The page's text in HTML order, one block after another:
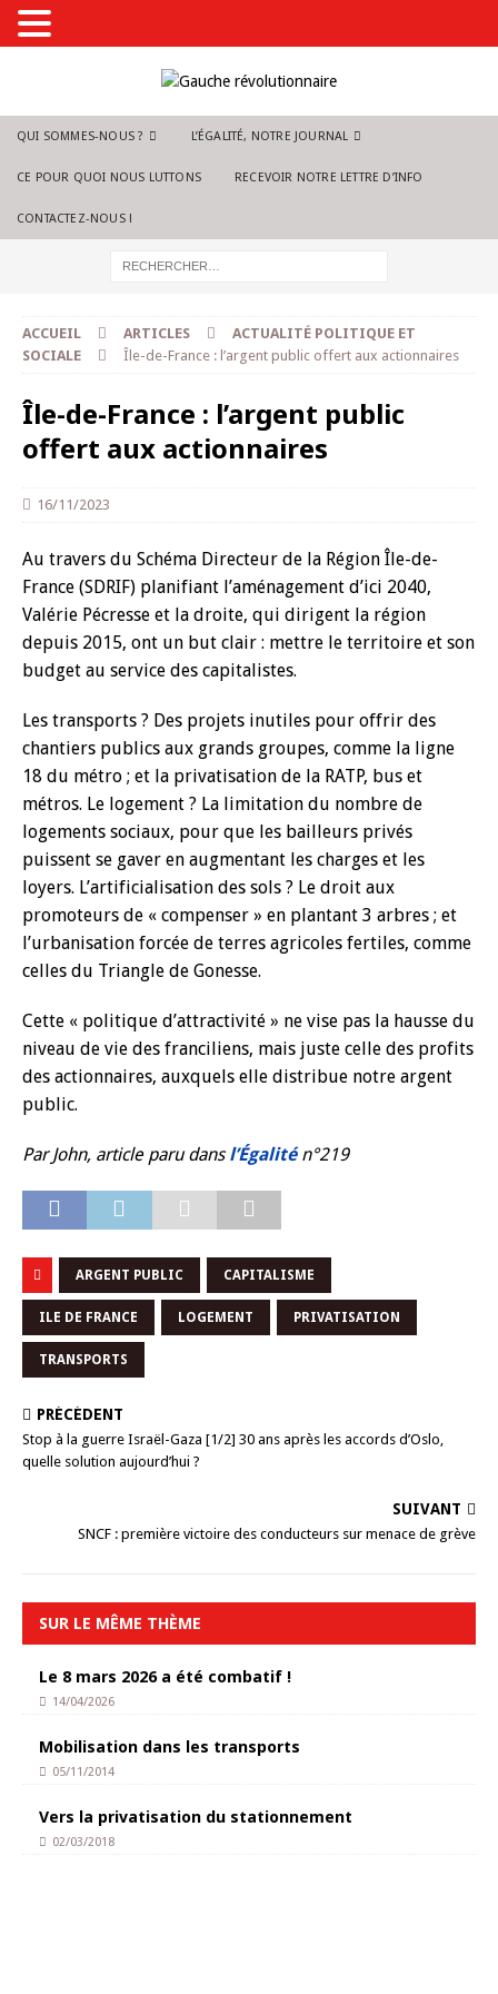
QUI SOMMES-NOUS ? L’ÉGALITÉ, NOTRE JOURNAL
CE POUR QUOI NOUS LUTTONS RECEVOIR NOTRE LETTRE D’INFO
CONTACTEZ-NOUS !
ACCUEIL ARTICLES
ACTUALITÉ POLITIQUE ET
SOCIALE
Île-de-France : l’argent public offert aux actionnaires
Île-de-France : l’argent public
offert aux actionnaires
16/11/2023
Au travers du Schéma Directeur de la Région Île-de-
France (SDRIF) planifiant l’aménagement d’ici 2040,
Valérie Pécresse et la droite, qui dirigent la région
depuis 2015, ont un but clair : mettre le territoire et son
budget au service des capitalistes.
Les transports ? Des projets inutiles pour offrir des
chantiers publics aux grands groupes, comme la ligne
18 du métro ; et la privatisation de la RATP, bus et
métros. Le logement ? La limitation du nombre de
logements sociaux, pour que les bailleurs privés
puissent se gaver en augmentant les charges et les
loyers. L’artificialisation des sols ? Le droit aux
promoteurs de « compenser » en plantant 3 arbres ; et
l’urbanisation forcée de terres agricoles fertiles, comme
celles du Triangle de Gonesse.
Cette « politique d’attractivité » ne vise pas la hausse du
niveau de vie des franciliens, mais juste celle des profits
des actionnaires, auxquels elle distribue notre argent
public.
Par John, article paru dans l’Égalitén°219
ARGENT PUBLIC CAPITALISME
ILE DE FRANCE LOGEMENT PRIVATISATION
TRANSPORTS
PRÉCÉDENT
Stop à la guerre Israël-Gaza [1/2] 30 ans après les accords d’Oslo,
quelle solution aujourd’hui ?
SUIVANT
SNCF : première victoire des conducteurs sur menace de grève
SUR LE MÊME THÈME
Le 8 mars 2026 a été combatif !
14/04/2026
Mobilisation dans les transports
05/11/2014
Vers la privatisation du stationnement
02/03/2018